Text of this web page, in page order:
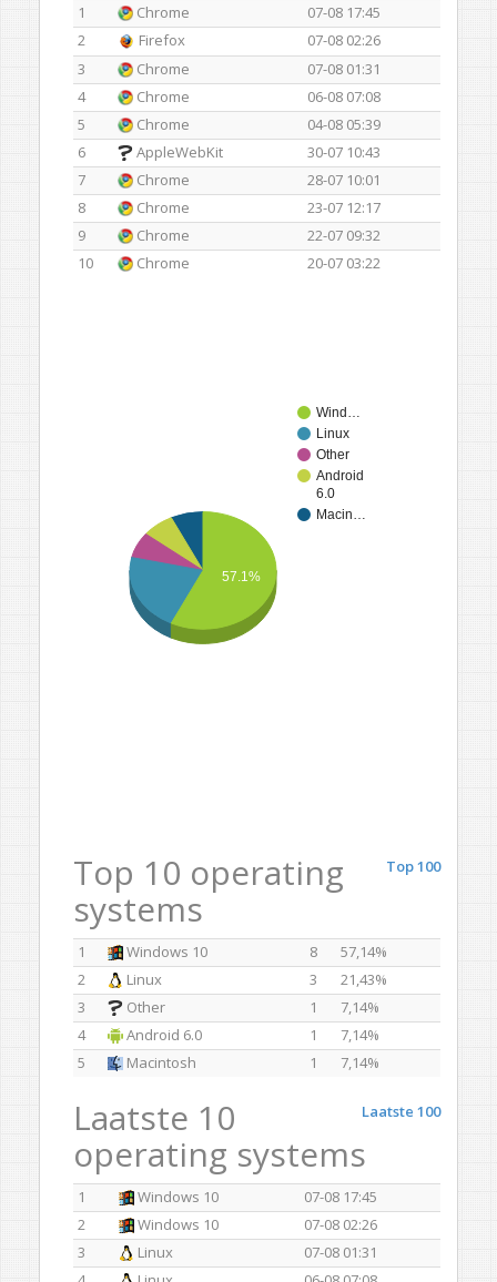
1 Chrome
07-08 17:45
2
Firefox
07-08 02:26
3
Chrome
07-08 01:31
4
Chrome
06-08 07:08
5
Chrome
04-08 05:39
6
AppleWebKit
30-07 10:43
7
Chrome
28-07 10:01
8
Chrome
23-07 12:17
9
Chrome
22-07 09:32
10
Chrome 20-07 03:22
Wind…
Linux
Other
Android
6.0
Macin…
57.1%
Top 100
Top 10 operating
systems
1 Windows 10 8
57,14%
2
Linux 3
21,43%
3
Other 1
7,14%
4
Android 6.0 1
7,14%
5
Macintosh 1 7,14%
Laatste 100
Laatste 10
operating systems
1 Windows 10
07-08 17:45
2
Windows 10
07-08 02:26
3
Linux
07-08 01:31